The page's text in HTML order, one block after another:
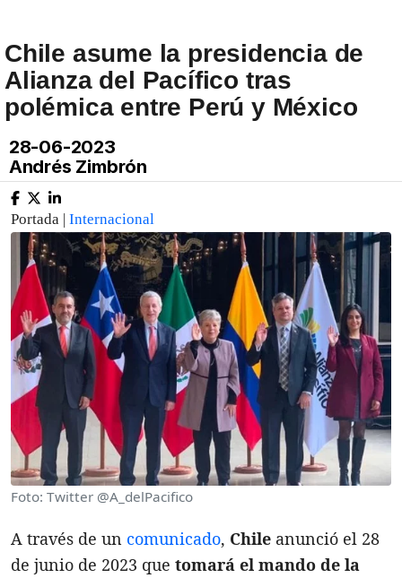
Chile asume la presidencia de
Alianza del Pacífico tras
polémica entre Perú y México
28-06-2023
Andrés Zimbrón
Portada | Internacional
Foto: Twitter @A_delPacifico
A través de un comunicado, Chile anunció el 28
de junio de 2023 que tomará el mando de la